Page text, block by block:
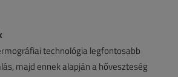
technológia legfontosabb
majd ennek alapján a hőveszteség